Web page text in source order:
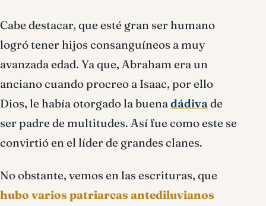
Cabe destacar, que esté gran ser humano
logró tener hijos consanguíneos a muy
avanzada edad. Ya que, Abraham era un
anciano cuando procreo a Isaac, por ello
Dios, le había otorgado la buenadádivade
ser padre de multitudes. Así fue como este se
convirtió en el líder de grandes clanes.
No obstante, vemos en las escrituras, que
hubo varios patriarcas antediluvianos